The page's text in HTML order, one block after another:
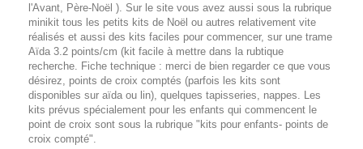
l'Avant, Père-Noël ). Sur le site vous avez aussi sous la rubrique
minikit tous les petits kits de Noël ou autres relativement vite
réalisés et aussi des kits faciles pour commencer, sur une trame
Aïda 3.2 points/cm (kit facile à mettre dans la rubtique
recherche. Fiche technique : merci de bien regarder ce que vous
désirez, points de croix comptés (parfois les kits sont
disponibles sur aïda ou lin), quelques tapisseries, nappes. Les
kits prévus spécialement pour les enfants qui commencent le
point de croix sont sous la rubrique "kits pour enfants- points de
croix compté".